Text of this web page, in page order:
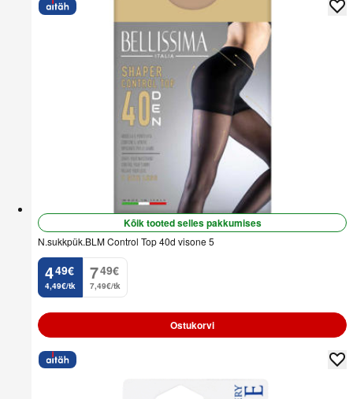
Kõik tooted selles pakkumises
N.sukkpük.BLM Control Top 40d visone 5
4
. 49€
4,49€/tk
7
. 49€
7,49€/tk
Ostukorvi